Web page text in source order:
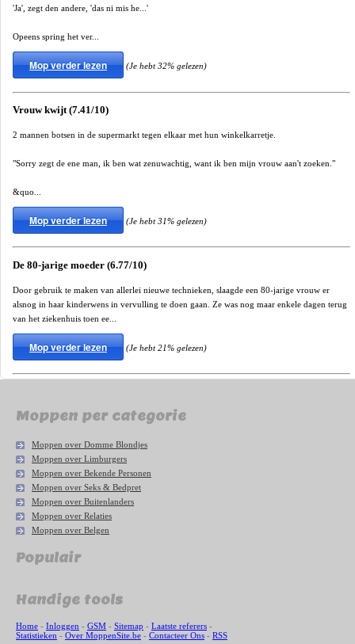
'Ja', zegt den andere, 'das ni mis he...'
Opeens spring het ver...
Mop verder lezen (Je hebt 32% gelezen)
Vrouw kwijt (7.41/10)
2 mannen botsen in de supermarkt tegen elkaar met hun winkelkarretje.
"Sorry zegt de ene man, ik ben wat zenuwachtig, want ik ben mijn vrouw aan't zoeken."
&quo...
Mop verder lezen (Je hebt 31% gelezen)
De 80-jarige moeder (6.77/10)
Door gebruik te maken van allerlei nieuwe technieken, slaagde een 80-jarige vrouw er
alsnog in haar kinderwens in vervulling te doen gaan. Ze was nog maar enkele dagen terug
van het ziekenhuis toen ee...
Mop verder lezen (Je hebt 21% gelezen)
Moppen per categorie
Moppen over Domme Blondjes
Moppen over Limburgers
Moppen over Bekende Personen
Moppen over Seks & Bedpret
Moppen over Buitenlanders
Moppen over Relaties
Moppen over Belgen
Populair
Handige tools
Home - Inloggen - GSM - Sitemap - Laatste referers -
Statistieken - Over MoppenSite.be - Contacteer Ons - RSS